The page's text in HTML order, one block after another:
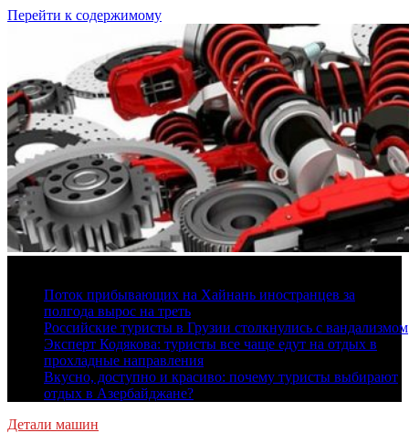
Перейти к содержимому
Поток прибывающих на Хайнань иностранцев за
полгода вырос на треть
Российские туристы в Грузии столкнулись с вандализмом
Эксперт Кодякова: туристы все чаще едут на отдых в
прохладные направления
Вкусно, доступно и красиво: почему туристы выбирают
отдых в Азербайджане?
Детали машин